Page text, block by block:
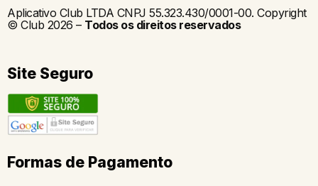
Aplicativo Club LTDA CNPJ 55.323.430/0001-00. Copyright
© Club 2026 – Todos os direitos reservados
Site Seguro
Formas de Pagamento